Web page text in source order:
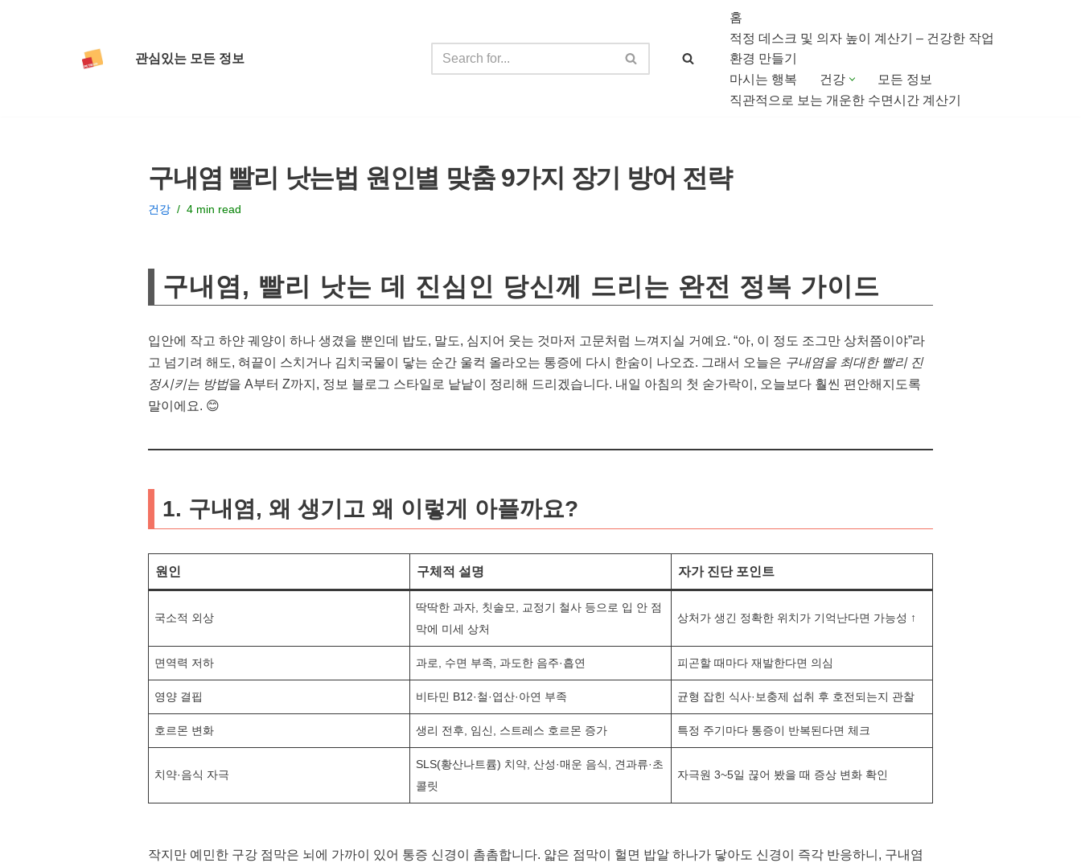
관심있는 모든 정보
홈
적정 데스크 및 의자 높이 계산기 – 건강한 작업
환경 만들기
마시는 행복
건강
모든 정보
직관적으로 보는 개운한 수면시간 계산기
구내염 빨리 낫는법 원인별 맞춤 9가지 장기 방어 전략
건강 4 min read
구내염, 빨리 낫는 데 진심인 당신께 드리는 완전 정복 가이드
입안에 작고 하얀 궤양이 하나 생겼을 뿐인데 밥도, 말도, 심지어 웃는 것마저 고문처럼 느껴지실 거예요. “아, 이 정도 조그만 상처쯤이야”라
고 넘기려 해도, 혀끝이 스치거나 김치국물이 닿는 순간 울컥 올라오는 통증에 다시 한숨이 나오죠. 그래서 오늘은 구내염을 최대한 빨리 진
정시키는 방법을 A부터 Z까지, 정보 블로그 스타일로 낱낱이 정리해 드리겠습니다. 내일 아침의 첫 숟가락이, 오늘보다 훨씬 편안해지도록
말이에요. 😊
1. 구내염, 왜 생기고 왜 이렇게 아플까요?
원인 구체적 설명 자가 진단 포인트
국소적 외상
딱딱한 과자, 칫솔모, 교정기 철사 등으로 입 안 점
막에 미세 상처
상처가 생긴 정확한 위치가 기억난다면 가능성 ↑
면역력 저하 과로, 수면 부족, 과도한 음주·흡연 피곤할 때마다 재발한다면 의심
영양 결핍 비타민 B12·철·엽산·아연 부족 균형 잡힌 식사·보충제 섭취 후 호전되는지 관찰
호르몬 변화 생리 전후, 임신, 스트레스 호르몬 증가 특정 주기마다 통증이 반복된다면 체크
치약·음식 자극
SLS(황산나트륨) 치약, 산성·매운 음식, 견과류·초
콜릿
자극원 3~5일 끊어 봤을 때 증상 변화 확인
작지만 예민한 구강 점막은 뇌에 가까이 있어 통증 신경이 촘촘합니다. 얇은 점막이 헐면 밥알 하나가 닿아도 신경이 즉각 반응하니, 구내염